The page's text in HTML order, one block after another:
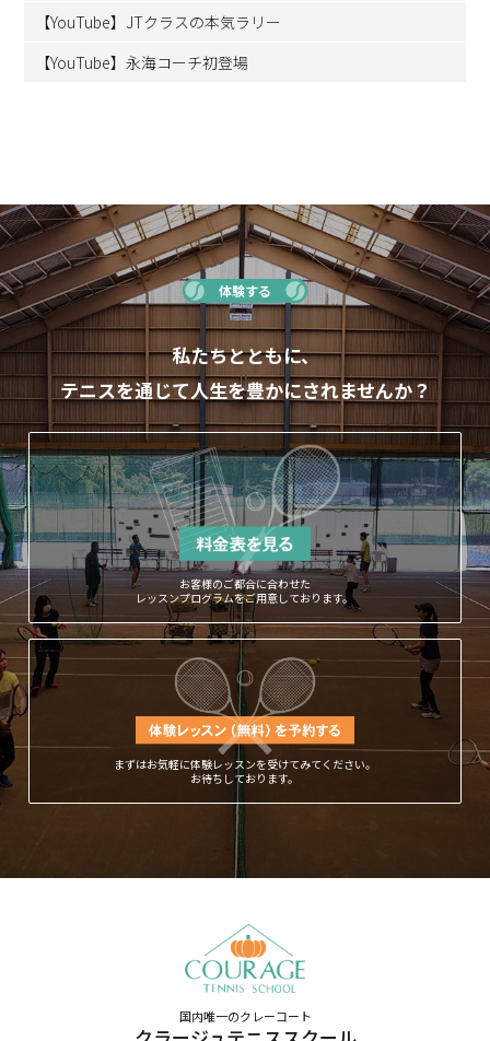
【YouTube】JTクラスの本気ラリー
【YouTube】永海コーチ初登場
体験する
私たちとともに、
テニスを通じて人生を豊かにされませんか？
お客様のご都合に合わせた
レッスンプログラムをご用意しております。
まずはお気軽に体験レッスンを受けてみてください。
お待ちしております。
国内唯一のクレーコート